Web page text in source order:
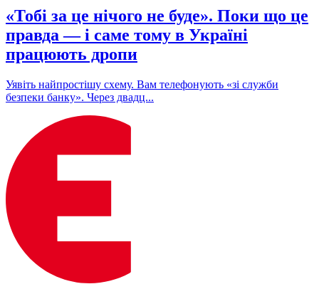
«Тобі за це нічого не буде». Поки що це
правда — і саме тому в Україні
працюють дропи
Уявіть найпростішу схему. Вам телефонують «зі служби
безпеки банку». Через двадц...